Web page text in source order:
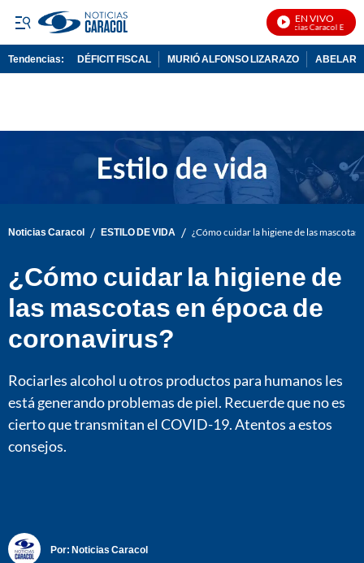
EN VIVO
Noticias Caracol En Vivo
Tendencias: DÉFICIT FISCAL MURIÓ ALFONSO LIZARAZO
Noticias Caracol / ESTILO DE VIDA / ¿Cómo cuidar la higiene de las
¿Cómo cuidar la higiene de
las mascotas en época de
coronavirus?
Rociarles alcohol u otros productos para humanos les
está generando problemas de piel. Recuerde que no es
cierto que transmitan el COVID-19. Atentos a estos
consejos.
Por: Noticias Caracol